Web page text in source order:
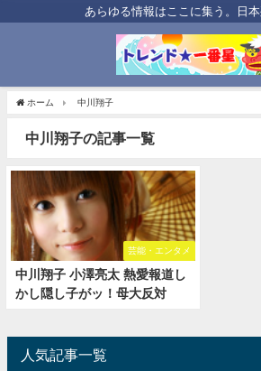
あらゆる情報はここに集う。日
ホーム 中川翔子
中川翔子の記事一覧
芸能・エンタメ
中川翔子 小澤亮太 熱愛報道し
かし隠し子がッ！母大反対
人気記事一覧